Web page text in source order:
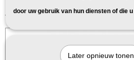
door uw gebruik van hun diensten of die
Later opnieuw tonen